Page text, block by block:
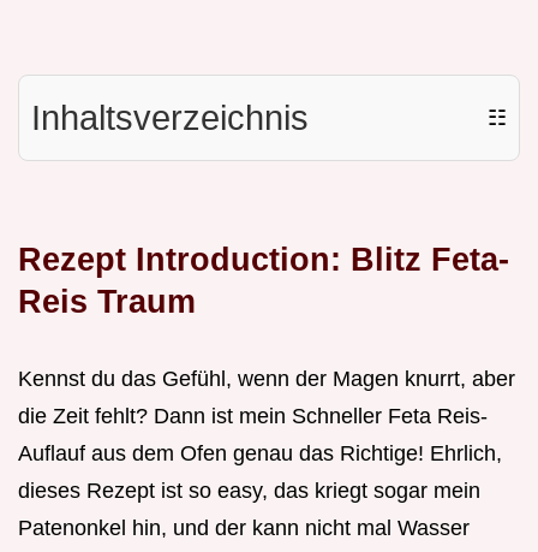
Inhaltsverzeichnis ☷
Rezept Introduction: Blitz Feta-
Reis Traum
Kennst du das Gefühl, wenn der Magen knurrt, aber
die Zeit fehlt? Dann ist mein Schneller Feta Reis-
Auflauf aus dem Ofen genau das Richtige! Ehrlich,
dieses Rezept ist so easy, das kriegt sogar mein
Patenonkel hin, und der kann nicht mal Wasser